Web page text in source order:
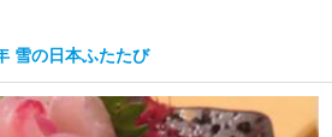
雪の日本ふたたび